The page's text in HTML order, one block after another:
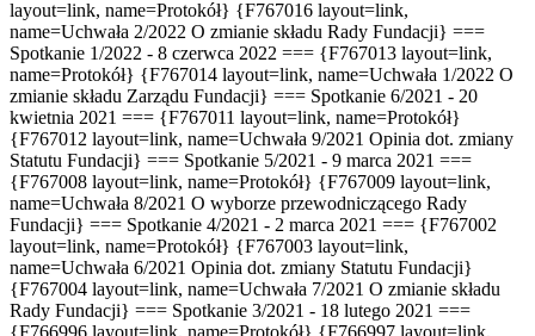
layout=link, name=Protokół} {F767016 layout=link,
name=Uchwała 2/2022 O zmianie składu Rady Fundacji} ===
Spotkanie 1/2022 - 8 czerwca 2022 === {F767013 layout=link,
name=Protokół} {F767014 layout=link, name=Uchwała 1/2022 O
zmianie składu Zarządu Fundacji} === Spotkanie 6/2021 - 20
kwietnia 2021 === {F767011 layout=link, name=Protokół}
{F767012 layout=link, name=Uchwała 9/2021 Opinia dot. zmiany
Statutu Fundacji} === Spotkanie 5/2021 - 9 marca 2021 ===
{F767008 layout=link, name=Protokół} {F767009 layout=link,
name=Uchwała 8/2021 O wyborze przewodniczącego Rady
Fundacji} === Spotkanie 4/2021 - 2 marca 2021 === {F767002
layout=link, name=Protokół} {F767003 layout=link,
name=Uchwała 6/2021 Opinia dot. zmiany Statutu Fundacji}
{F767004 layout=link, name=Uchwała 7/2021 O zmianie składu
Rady Fundacji} === Spotkanie 3/2021 - 18 lutego 2021 ===
{F766996 layout=link, name=Protokół} {F766997 layout=link,